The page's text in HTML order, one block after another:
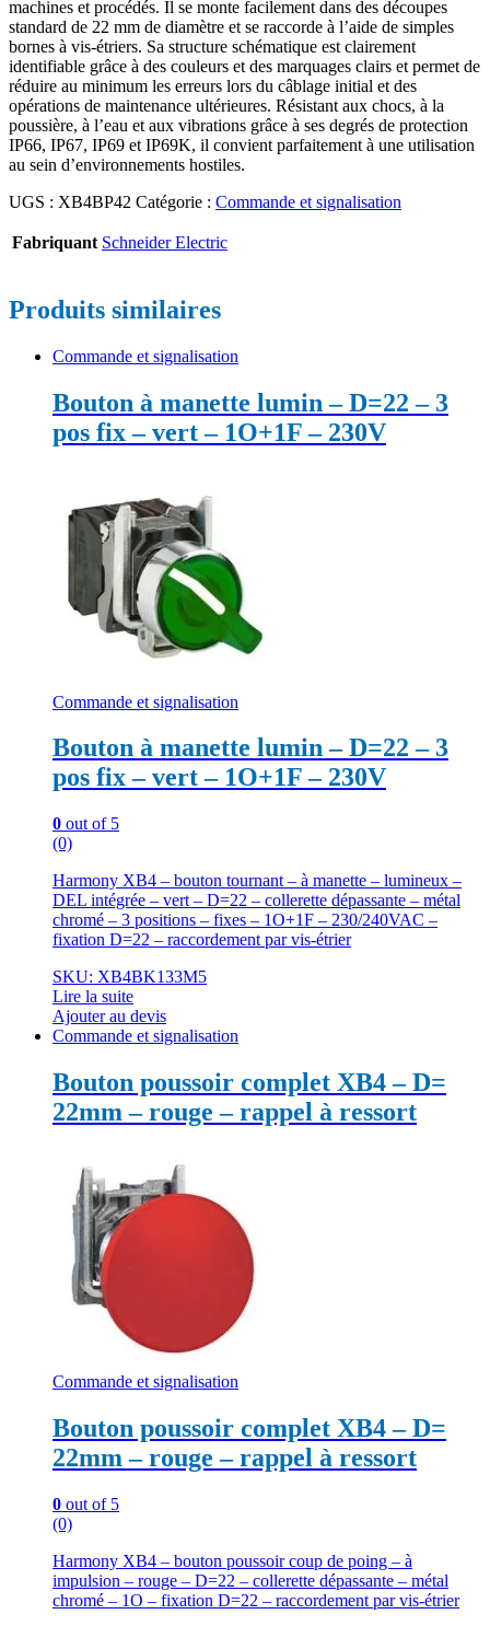
machines et procédés. Il se monte facilement dans des découpes
standard de 22 mm de diamètre et se raccorde à l’aide de simples
bornes à vis-étriers. Sa structure schématique est clairement
identifiable grâce à des couleurs et des marquages clairs et permet de
réduire au minimum les erreurs lors du câblage initial et des
opérations de maintenance ultérieures. Résistant aux chocs, à la
poussière, à l’eau et aux vibrations grâce à ses degrés de protection
IP66, IP67, IP69 et IP69K, il convient parfaitement à une utilisation
au sein d’environnements hostiles.
UGS : XB4BP42 Catégorie : Commande et signalisation
Fabriquant Schneider Electric
Produits similaires
Commande et signalisation
Bouton à manette lumin – D=22 – 3
pos fix – vert – 1O+1F – 230V
Commande et signalisation
Bouton à manette lumin – D=22 – 3
pos fix – vert – 1O+1F – 230V
0 out of 5
(0)
Harmony XB4 – bouton tournant – à manette – lumineux –
DEL intégrée – vert – D=22 – collerette dépassante – métal
chromé – 3 positions – fixes – 1O+1F – 230/240VAC –
fixation D=22 – raccordement par vis-étrier
SKU: XB4BK133M5
Lire la suite
Ajouter au devis
Commande et signalisation
Bouton poussoir complet XB4 – D=
22mm – rouge – rappel à ressort
Commande et signalisation
Bouton poussoir complet XB4 – D=
22mm – rouge – rappel à ressort
0 out of 5
(0)
Harmony XB4 – bouton poussoir coup de poing – à
impulsion – rouge – D=22 – collerette dépassante – métal
chromé – 1O – fixation D=22 – raccordement par vis-étrier